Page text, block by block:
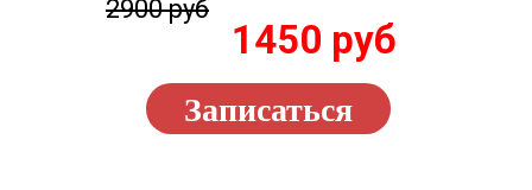
Записаться
2900 руб
1450 руб